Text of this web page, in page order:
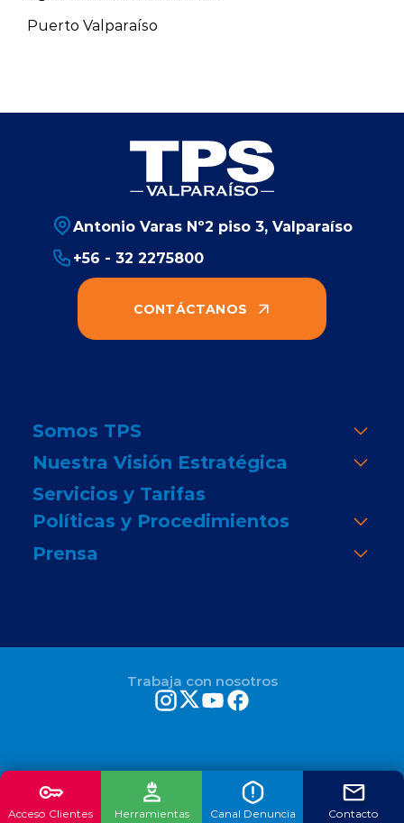
Puerto Valparaíso
Antonio Varas Nº2 piso 3, Valparaíso
+56 - 32 2275800
CONTÁCTANOS
Somos TPS
Nuestra Visión Estratégica
Servicios y Tarifas
Políticas y Procedimientos
Prensa
Trabaja con nosotros
Acceso Clientes Herramientas Canal Denuncia Contacto